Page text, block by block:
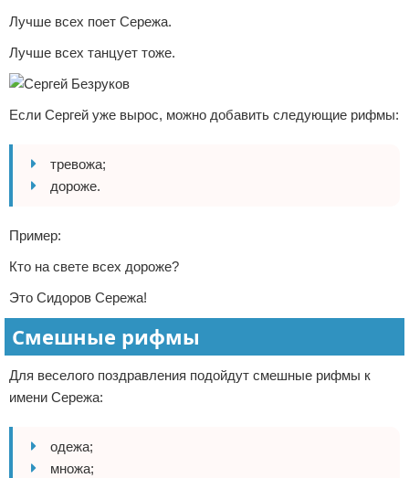
Лучше всех поет Сережа.
Лучше всех танцует тоже.
Если Сергей уже вырос, можно добавить следующие рифмы:
тревожа;
дороже.
Пример:
Кто на свете всех дороже?
Это Сидоров Сережа!
Смешные рифмы
Для веселого поздравления подойдут смешные рифмы к
имени Сережа:
одежа;
множа;